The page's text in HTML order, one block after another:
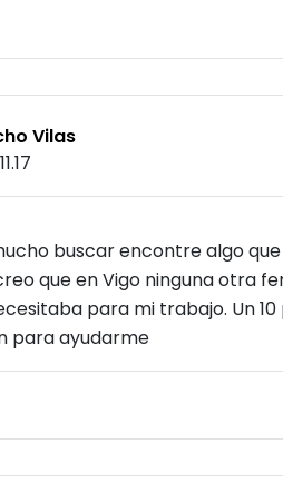
Vilas
buscar encontre algo
que en Vigo ninguna otra
para mi trabajo. Un
para ayudarme